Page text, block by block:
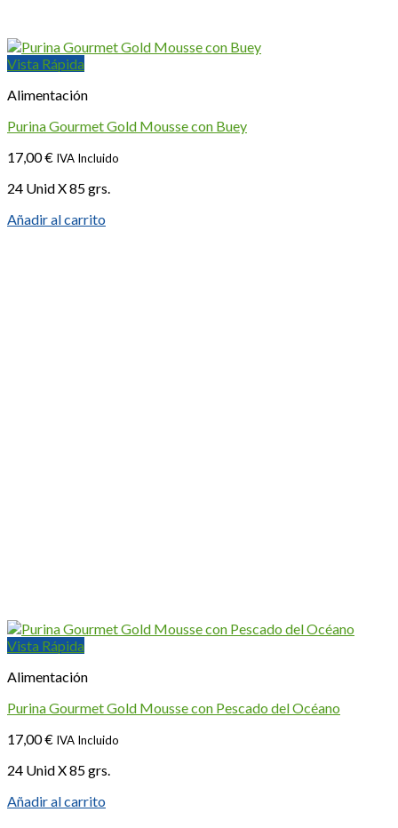
Vista Rápida
Alimentación
Purina Gourmet Gold Mousse con Buey
17,00€ IVA Incluido
24 Unid X 85 grs.
Añadir al carrito
Vista Rápida
Alimentación
Purina Gourmet Gold Mousse con Pescado del Océano
17,00€ IVA Incluido
24 Unid X 85 grs.
Añadir al carrito